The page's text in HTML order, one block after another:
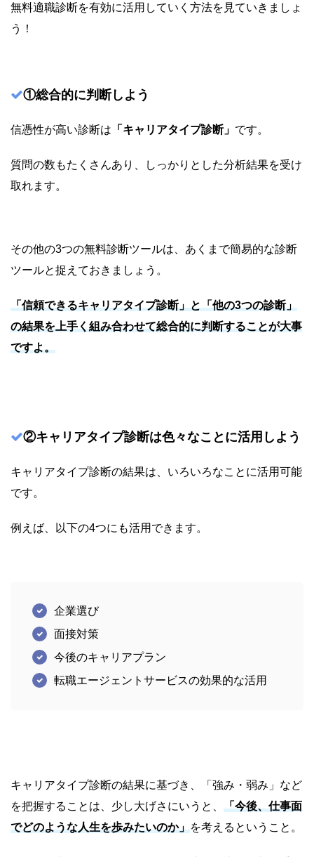
無料適職診断を有効に活用していく方法を見ていきましょ
う！
①総合的に判断しよう
信憑性が高い診断は 「キャリアタイプ診断」 です。
質問の数もたくさんあり、しっかりとした分析結果を受け
取れます。
その他の3つの無料診断ツールは、あくまで簡易的な診断
ツールと捉えておきましょう。
「信頼できるキャリアタイプ診断」と「他の3つの診断」
の結果を上手く組み合わせて総合的に判断することが大事
ですよ。
②キャリアタイプ診断は色々なことに活用しよう
キャリアタイプ診断の結果は、いろいろなことに活用可能
です。
例えば、以下の4つにも活用できます。
企業選び
面接対策
今後のキャリアプラン
転職エージェントサービスの効果的な活用
キャリアタイプ診断の結果に基づき、「強み・弱み」など
を把握することは、少し大げさにいうと、 「今後、仕事面
でどのような人生を歩みたいのか」を考える ということ。